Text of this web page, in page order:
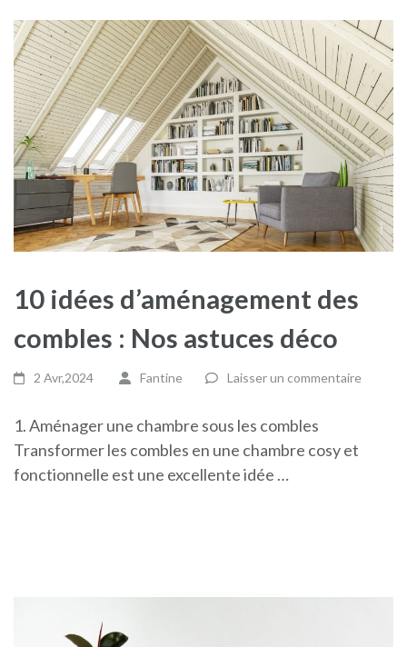
10 idées d’aménagement des
combles : Nos astuces déco
2 Avr,2024 Fantine Laisser un commentaire
1. Aménager une chambre sous les combles
Transformer les combles en une chambre cosy et
fonctionnelle est une excellente idée …